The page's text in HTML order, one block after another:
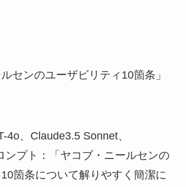
センのユーザビリティ10箇条」
4o、Claude3.5 Sonnet、
ンプト：「ヤコブ・ニールセンの
箇条について解りやすく簡潔に